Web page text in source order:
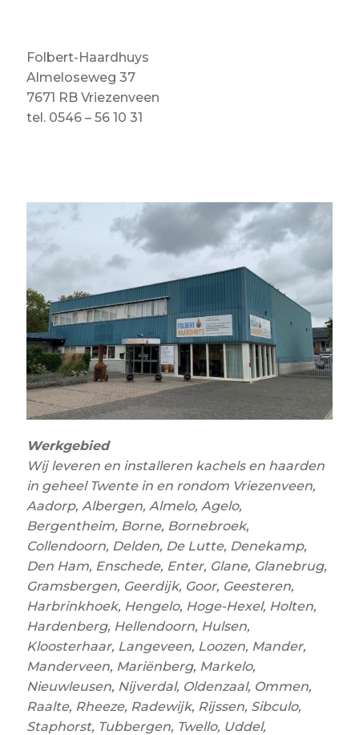
Folbert-Haardhuys
Almeloseweg 37
7671 RB Vriezenveen
tel. 0546 – 56 10 31
Werkgebied
Wij leveren en installeren kachels en haarden
in geheel Twente in en rondom Vriezenveen,
Aadorp, Albergen, Almelo, Agelo,
Bergentheim, Borne, Bornebroek,
Collendoorn, Delden, De Lutte, Denekamp,
Den Ham, Enschede, Enter, Glane, Glanebrug,
Gramsbergen, Geerdijk, Goor, Geesteren,
Harbrinkhoek, Hengelo, Hoge-Hexel, Holten,
Hardenberg, Hellendoorn, Hulsen,
Kloosterhaar, Langeveen, Loozen, Mander,
Manderveen, Mariënberg, Markelo,
Nieuwleusen, Nijverdal, Oldenzaal, Ommen,
Raalte, Rheeze, Radewijk, Rijssen, Sibculo,
Staphorst, Tubbergen, Twello, Uddel,